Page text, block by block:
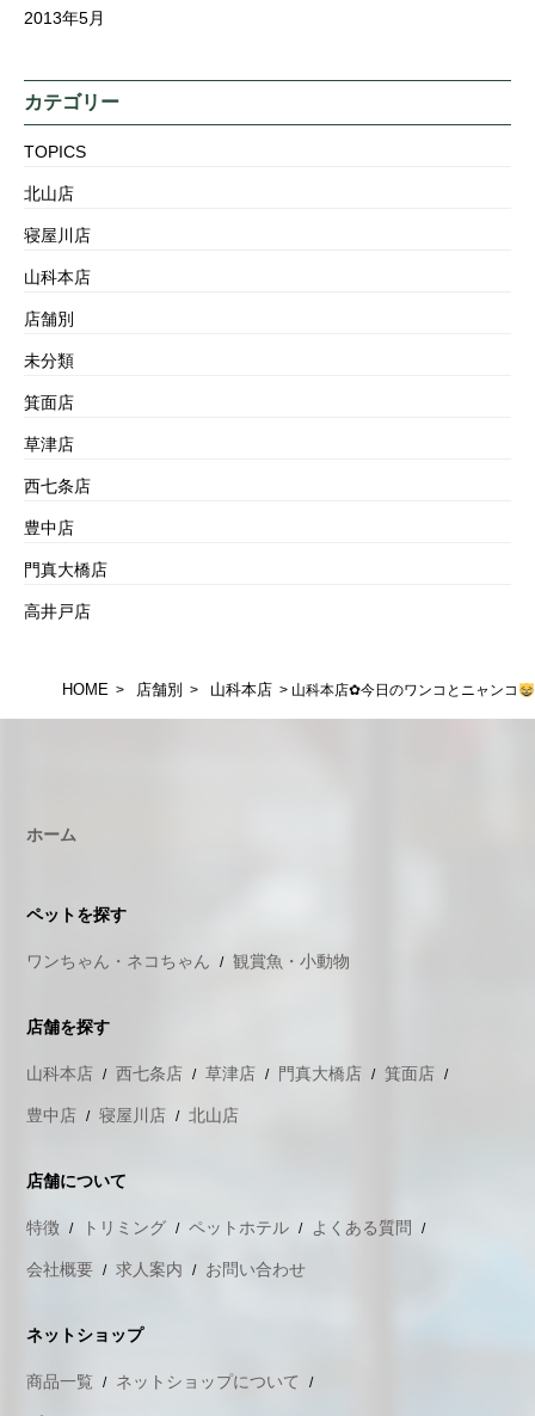
2013年5月
カテゴリー
TOPICS
北山店
寝屋川店
山科本店
店舗別
未分類
箕面店
草津店
西七条店
豊中店
門真大橋店
高井戸店
HOME > 店舗別 > 山科本店 > 山科本店✿今日のワンコとニャンコ
ホーム
ペットを探す
ワンちゃん・ネコちゃん 観賞魚・小動物
店舗を探す
山科本店 西七条店 草津店 門真大橋店 箕面店
豊中店 寝屋川店 北山店
店舗について
特徴 トリミング ペットホテル よくある質問
会社概要 求人案内 お問い合わせ
ネットショップ
商品一覧 ネットショップについて